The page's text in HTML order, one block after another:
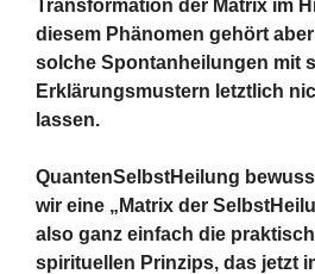
Transformation der Matrix im
diesem Phänomen gehört
solche Spontanheilungen mit
Erklärungsmustern letztlich
lassen.
QuantenSelbstHeilung
wir eine „Matrix der
also ganz einfach die
spirituellen Prinzips, das jetzt